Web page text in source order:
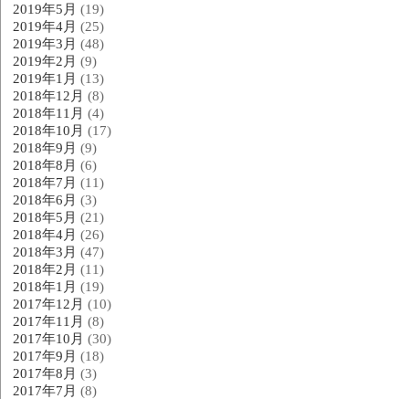
2019年5月 (19)
2019年4月 (25)
2019年3月 (48)
2019年2月 (9)
2019年1月 (13)
2018年12月 (8)
2018年11月 (4)
2018年10月 (17)
2018年9月 (9)
2018年8月 (6)
2018年7月 (11)
2018年6月 (3)
2018年5月 (21)
2018年4月 (26)
2018年3月 (47)
2018年2月 (11)
2018年1月 (19)
2017年12月 (10)
2017年11月 (8)
2017年10月 (30)
2017年9月 (18)
2017年8月 (3)
2017年7月 (8)